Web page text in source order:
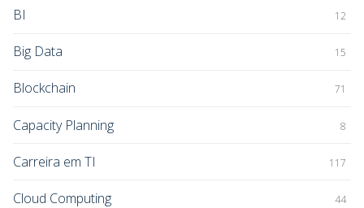
BI 12
Big Data 15
Blockchain 71
Capacity Planning 8
Carreira em TI 117
Cloud Computing 44